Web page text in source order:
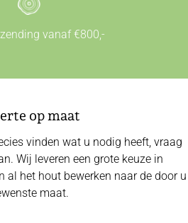
vanaf €800,-
op maat
vinden wat u nodig heeft, vraag
Wij leveren een grote keuze in
al het hout bewerken naar de door u
maat.